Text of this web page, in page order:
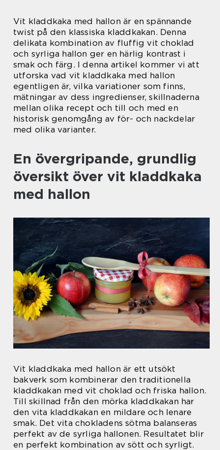
Vit kladdkaka med hallon är en spännande
twist på den klassiska kladdkakan. Denna
delikata kombination av fluffig vit choklad
och syrliga hallon ger en härlig kontrast i
smak och färg. I denna artikel kommer vi att
utforska vad vit kladdkaka med hallon
egentligen är, vilka variationer som finns,
mätningar av dess ingredienser, skillnaderna
mellan olika recept och till och med en
historisk genomgång av för- och nackdelar
med olika varianter.
En övergripande, grundlig
översikt över vit kladdkaka
med hallon
Vit kladdkaka med hallon är ett utsökt
bakverk som kombinerar den traditionella
kladdkakan med vit choklad och friska hallon.
Till skillnad från den mörka kladdkakan har
den vita kladdkakan en mildare och lenare
smak. Det vita chokladens sötma balanseras
perfekt av de syrliga hallonen. Resultatet blir
en perfekt kombination av sött och syrligt.